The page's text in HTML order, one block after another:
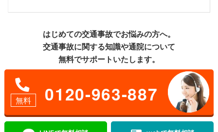
はじめての交通事故でお悩みの方へ。
交通事故に関する知識や通院について
無料でサポートいたします。
無料 0120-963-887